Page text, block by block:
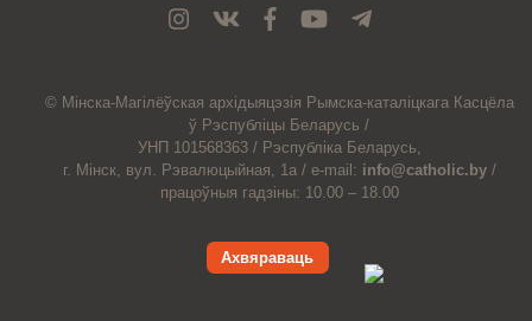
© Мiнска-Магiлёўская архiдыяцэзiя Рымска-каталіцкага Касцёла
ў Рэспубліцы Беларусь /
УНП 101568363 / Рэспубліка Беларусь,
г. Мінск, вул. Рэвалюцыйная, 1а / e-mail: info@catholic.by /
працоўныя гадзіны: 10.00 – 18.00
Ахвяраваць